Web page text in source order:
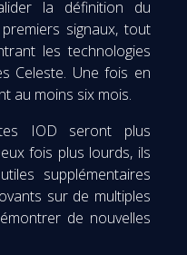
la définition du
signaux, tout
les technologies
Celeste. Une fois en
au moins six mois.
IOD seront plus
fois plus lourds, ils
supplémentaires
sur de multiples
de nouvelles